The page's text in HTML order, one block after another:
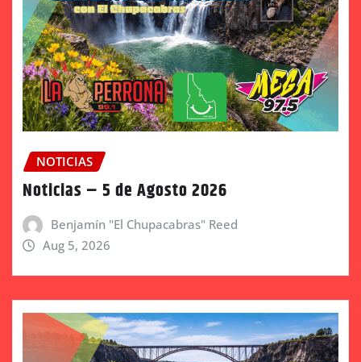
NOTICIAS
Noticias – 5 de Agosto 2026
Benjamín "El Chupacabras" Reed
Aug 5, 2026